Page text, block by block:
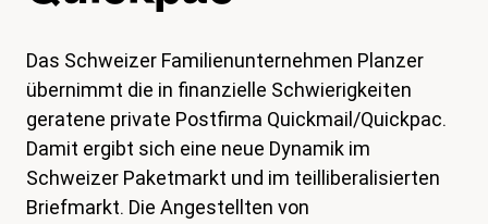
Shop
Kontakt
Familienzeit
Meine Lehre. Meine Rechte
Das Schweizer Familienunternehmen Planzer
übernimmt die in finanzielle Schwierigkeiten
geratene private Postfirma Quickmail/Quickpac.
Damit ergibt sich eine neue Dynamik im
Schweizer Paketmarkt und im teilliberalisierten
Briefmarkt. Die Angestellten von